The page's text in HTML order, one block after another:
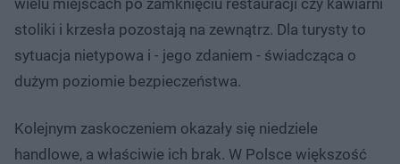
stoliki i krzesła pozostają na zewnątrz. Dla turysty to
sytuacja nietypowa i - jego zdaniem - świadcząca o
dużym poziomie bezpieczeństwa.
Kolejnym zaskoczeniem okazały się niedziele
handlowe, a właściwie ich brak. W Polsce większość